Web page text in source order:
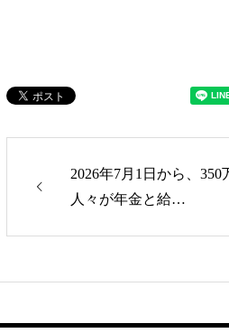
2026年7月1日から、350
人々が年金と給…